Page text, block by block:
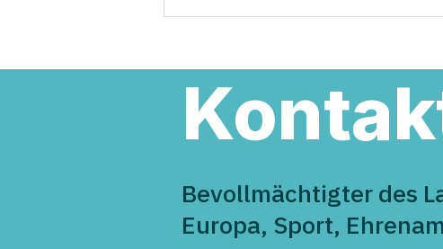
Bevollmächtigter des
Europa, Sport,